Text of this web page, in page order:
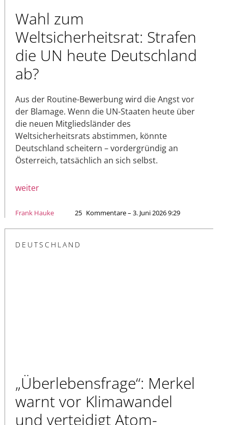
Wahl zum
Weltsicherheitsrat: Strafen
die UN heute Deutschland
ab?
Aus der Routine-Bewerbung wird die Angst vor
der Blamage. Wenn die UN-Staaten heute über
die neuen Mitgliedsländer des
Weltsicherheitsrats abstimmen, könnte
Deutschland scheitern – vordergründig an
Österreich, tatsächlich an sich selbst.
weiter
Frank Hauke 25 Kommentare – 3. Juni 2026 9:29
DEUTSCHLAND
„Überlebensfrage“: Merkel
warnt vor Klimawandel
und verteidigt Atom-